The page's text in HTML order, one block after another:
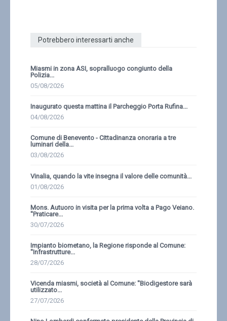
Potrebbero interessarti anche
Miasmi in zona ASI, sopralluogo congiunto della
Polizia...
05/08/2026
Inaugurato questa mattina il Parcheggio Porta Rufina...
04/08/2026
Comune di Benevento - Cittadinanza onoraria a tre
luminari della...
03/08/2026
Vinalia, quando la vite insegna il valore delle comunità...
01/08/2026
Mons. Autuoro in visita per la prima volta a Pago Veiano.
''Praticare...
30/07/2026
Impianto biometano, la Regione risponde al Comune:
''Infrastrutture...
28/07/2026
Vicenda miasmi, società al Comune: ''Biodigestore sarà
utilizzato...
27/07/2026